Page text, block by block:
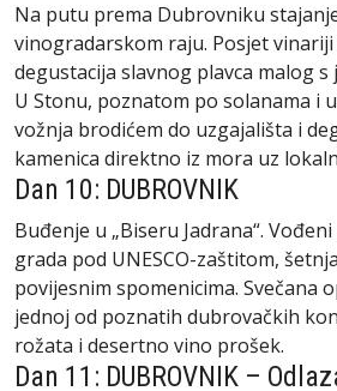
Na putu prema Dubrovniku
vinogradarskom raju. Posjet
degustacija slavnog plavca malog
U Stonu, poznatom po solanama i
vožnja brodićem do uzgajališta i
kamenica direktno iz mora uz
Dan 10: DUBROVNIK
Buđenje u „Biseru Jadrana“.
grada pod UNESCO-zaštitom,
povijesnim spomenicima. Svečana
jednoj od poznatih dubrovačkih
rožata i desertno vino prošek.
Dan 11: DUBROVNIK –